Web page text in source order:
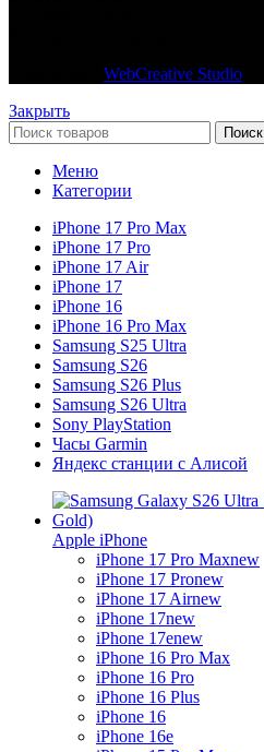
WebCreative Studio
Закрыть
Поиск
Меню
Категории
iPhone 17 Pro Max
iPhone 17 Pro
iPhone 17 Air
iPhone 17
iPhone 16
iPhone 16 Pro Max
Samsung S25 Ultra
Samsung S26
Samsung S26 Plus
Samsung S26 Ultra
Sony PlayStation
Часы Garmin
Яндекс станции с Алисой
Apple iPhone
iPhone 17 Pro Maxnew
iPhone 17 Pronew
iPhone 17 Airnew
iPhone 17new
iPhone 17enew
iPhone 16 Pro Max
iPhone 16 Pro
iPhone 16 Plus
iPhone 16
iPhone 16e